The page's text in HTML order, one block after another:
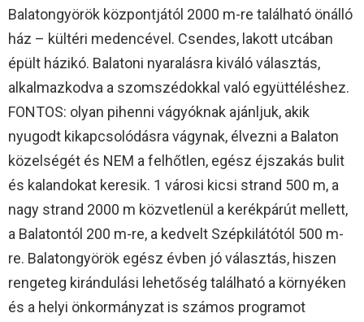
Balatongyörök központjától 2000 m-re található önálló
ház – kültéri medencével. Csendes, lakott utcában
épült házikó. Balatoni nyaralásra kiváló választás,
alkalmazkodva a szomszédokkal való együttéléshez.
FONTOS: olyan pihenni vágyóknak ajánljuk, akik
nyugodt kikapcsolódásra vágynak, élvezni a Balaton
közelségét és NEM a felhőtlen, egész éjszakás bulit
és kalandokat keresik. 1 városi kicsi strand 500 m, a
nagy strand 2000 m közvetlenül a kerékpárút mellett,
a Balatontól 200 m-re, a kedvelt Szépkilátótól 500 m-
re. Balatongyörök egész évben jó választás, hiszen
rengeteg kirándulási lehetőség található a környéken
és a helyi önkormányzat is számos programot